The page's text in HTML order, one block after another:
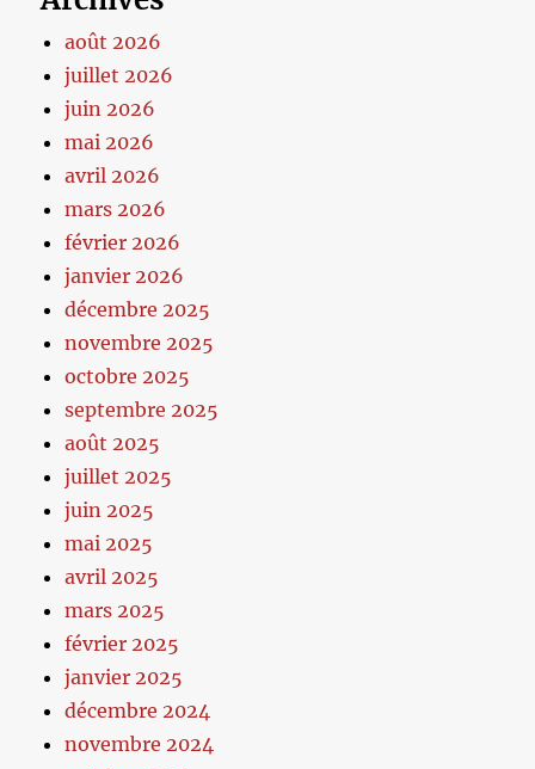
août 2026
juillet 2026
juin 2026
mai 2026
avril 2026
mars 2026
février 2026
janvier 2026
décembre 2025
novembre 2025
octobre 2025
septembre 2025
août 2025
juillet 2025
juin 2025
mai 2025
avril 2025
mars 2025
février 2025
janvier 2025
décembre 2024
novembre 2024